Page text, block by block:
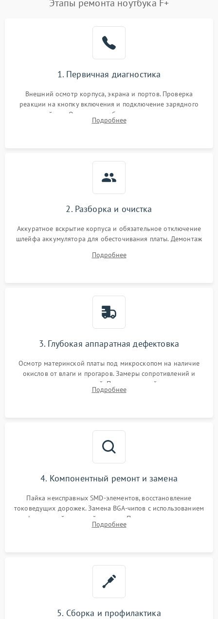
Этапы ремонта ноутбука F+
1. Первичная диагностика
Внешний осмотр корпуса, экрана и портов. Проверка
реакции на кнопку включения и подключение зарядного
устройства. Оценка потребления тока с помощью
лабораторного блока питания для локализации проблемы.
Подробнее
2. Разборка и очистка
Аккуратное вскрытие корпуса и обязательное отключение
шлейфа аккумулятора для обесточивания платы. Демонтаж
высохшей термопасты с кристаллов чипов.
Подробнее
3. Глубокая аппаратная дефектовка
Осмотр материнской платы под микроскопом на наличие
окислов от влаги и прогаров. Замеры сопротивлений и
дежурных напряжений. Проверка цепей питания,
мультиконтроллера, процессора и видеочипа.
Подробнее
4. Компонентный ремонт и замена
Пайка неисправных SMD-элементов, восстановление
токоведущих дорожек. Замена BGA-чипов с использованием
инфракрасной паяльной станции. Прошивка микросхемы
BIOS или замена поврежденных портов USB
Подробнее
5. Сборка и профилактика